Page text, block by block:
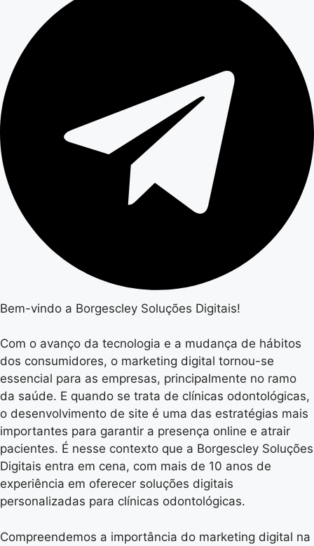
Bem-vindo a Borgescley Soluções Digitais!
Com o avanço da tecnologia e a mudança de hábitos
dos consumidores, o marketing digital tornou-se
essencial para as empresas, principalmente no ramo
da saúde. E quando se trata de clínicas odontológicas,
o desenvolvimento de site é uma das estratégias mais
importantes para garantir a presença online e atrair
pacientes. É nesse contexto que a Borgescley Soluções
Digitais entra em cena, com mais de 10 anos de
experiência em oferecer soluções digitais
personalizadas para clínicas odontológicas.
Compreendemos a importância do marketing digital na